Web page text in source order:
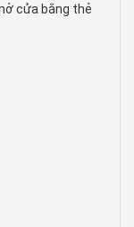
cửa bằng thẻ